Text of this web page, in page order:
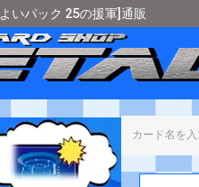
いパック 25の援軍]通販
カード